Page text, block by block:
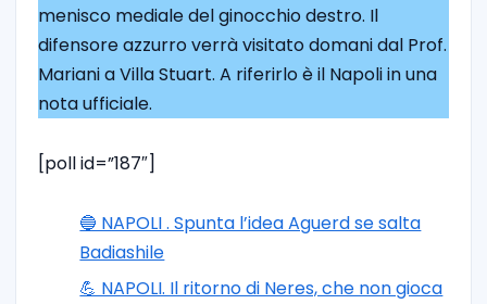
menisco mediale del ginocchio destro. Il
difensore azzurro verrà visitato domani dal Prof.
Mariani a Villa Stuart. A riferirlo è il Napoli in una
nota ufficiale.
[poll id=”187″]
🔵 NAPOLI . Spunta l’idea Aguerd se salta
Badiashile
💪 NAPOLI. Il ritorno di Neres, che non gioca